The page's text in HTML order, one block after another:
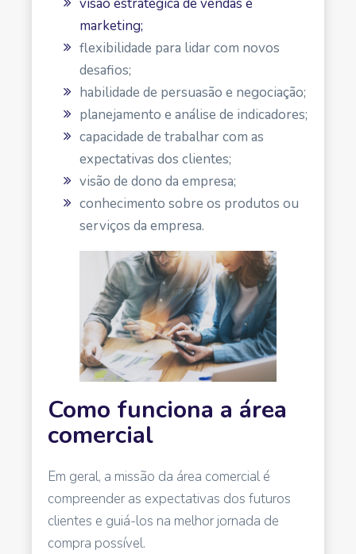
marketing;
flexibilidade para lidar com novos
desafios;
habilidade de persuasão e negociação;
planejamento e análise de indicadores;
capacidade de trabalhar com as
expectativas dos clientes;
visão de dono da empresa;
conhecimento sobre os produtos ou
serviços da empresa.
Como funciona a área
comercial
Em geral, a missão da área comercial é
compreender as expectativas dos futuros
clientes e guiá-los na melhor jornada de
compra possível.